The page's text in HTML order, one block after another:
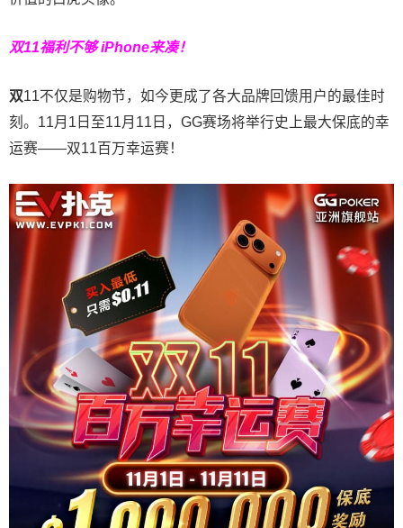
双11福利不够 iPhone来凑！
双11不仅是购物节，如今更成了各大品牌回馈用户的最佳时
刻。11月1日至11月11日，GG赛场将举行史上最大保底的幸
运赛——双11百万幸运赛！